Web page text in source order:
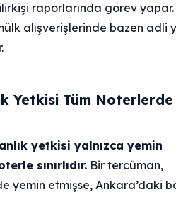
raporlarında görev yapar.
alışverişlerinde bazen adli
Yetkisi Tüm Noterlerde
yetkisi yalnızca yemin
sınırlıdır. Bir tercüman,
yemin etmişse, Ankara’daki